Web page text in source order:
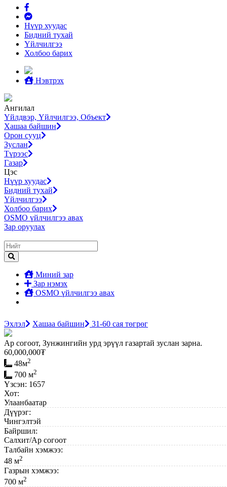
Нүүр хуудас
Бидний тухай
Үйлчилгээ
Холбоо барих
Нэвтрэх
Ангилал
Үйлдвэр, Үйлчилгээ, Объект
Хашаа байшин
Орон сууц
Зуслан
Түрээс
Газар
Цэс
Нүүр хуудас
Бидний тухай
Үйлчилгээ
Холбоо барих
OSMO үйлчилгээ авах
Зар оруулах
Миний зар
Зар нэмэх
OSMO үйлчилгээ авах
Эхлэл Хашаа байшин 31-60 сая төгрөг
Ар согоот, Зунжингийн урд эрүүл газартай зуслан зарна.
60,000,000₮
48м2
700 м2
Үзсэн: 1657
Хот:
Улаанбаатар
Дүүрэг:
Чингэлтэй
Байршил:
Салхит/Ар согоот
Талбайн хэмжээ:
48 м2
Газрын хэмжээ:
700 м2